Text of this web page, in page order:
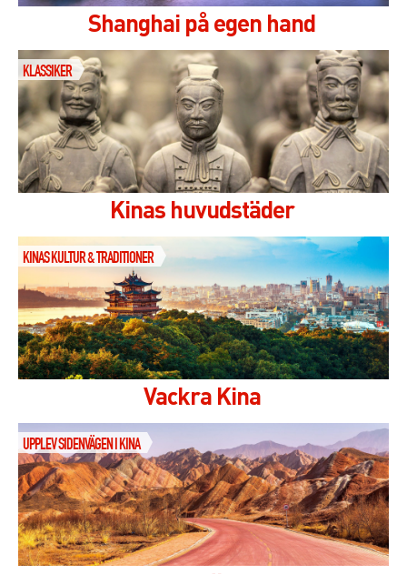
Shanghai på egen hand
Kinas huvudstäder
KLASSIKER
Vackra Kina
KINAS KULTUR & TRADITIONER
UPPLEV SIDENVÄGEN I KINA